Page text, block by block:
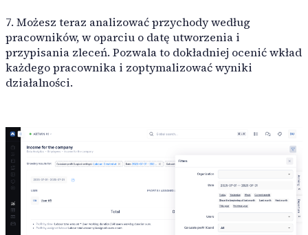
7. Możesz teraz analizować przychody według
pracowników, w oparciu o datę utworzenia i
przypisania zleceń. Pozwala to dokładniej ocenić wkład
każdego pracownika i zoptymalizować wyniki
działalności.